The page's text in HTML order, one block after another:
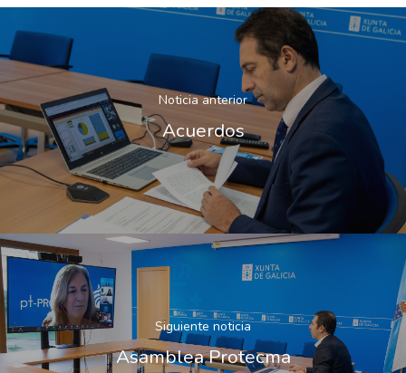
Noticia anterior
Acuerdos
Siguiente noticia
Asamblea Protecma